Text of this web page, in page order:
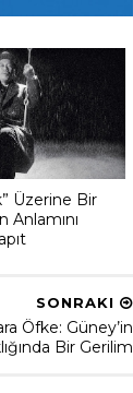
Üzerine Bir
Anlamını
SONRAKI
Öfke: Güney’in
Bir Gerilim